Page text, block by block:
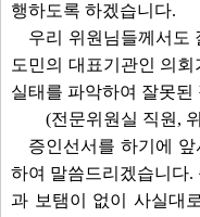
행하도록 하겠습니다.
우리 위원님들께서도
도민의 대표기관인 의
실태를 파악하여 잘못
(전문위원실 직원,
증인선서를 하기에
하여 말씀드리겠습니다.
과 보탬이 없이 사실대